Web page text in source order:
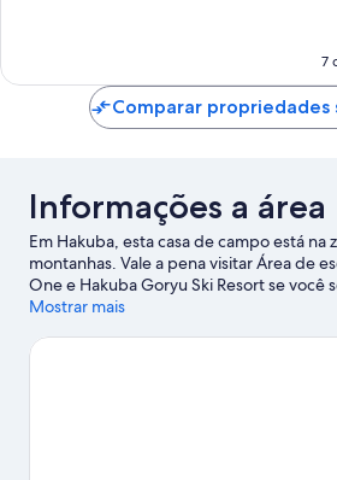
7
Comparar propriedades
Informações a área
Em Hakuba, esta casa de campo está na
montanhas. Vale a pena visitar Área de
One e Hakuba Goryu Ski Resort se você
interessantes. Hakuba Mini Train Park
esqui cross-country e a prática de esqui
Mostrar mais